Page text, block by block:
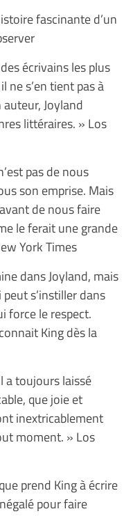
fascinante d’un
écrivains les plus
ne s’en tient pas à
Joyland
littéraires. » Los
pas de nous
son emprise. Mais
de nous faire
le ferait une grande
York Times
dans Joyland, mais
s’instiller dans
force le respect.
King dès la
a toujours laissé
que joie et
inextricablement
moment. » Los
prend King à écrire
pour faire